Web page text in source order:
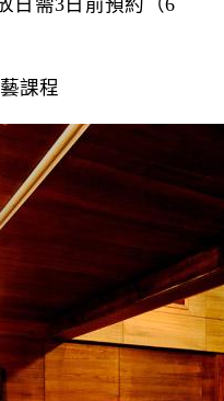
日需3日前預約（6
課程